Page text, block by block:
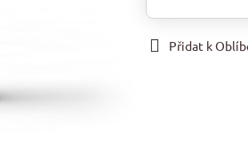
Přidat k